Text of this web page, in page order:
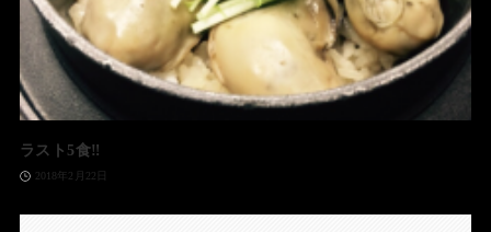
ラスト5食‼️
2018年2月22日